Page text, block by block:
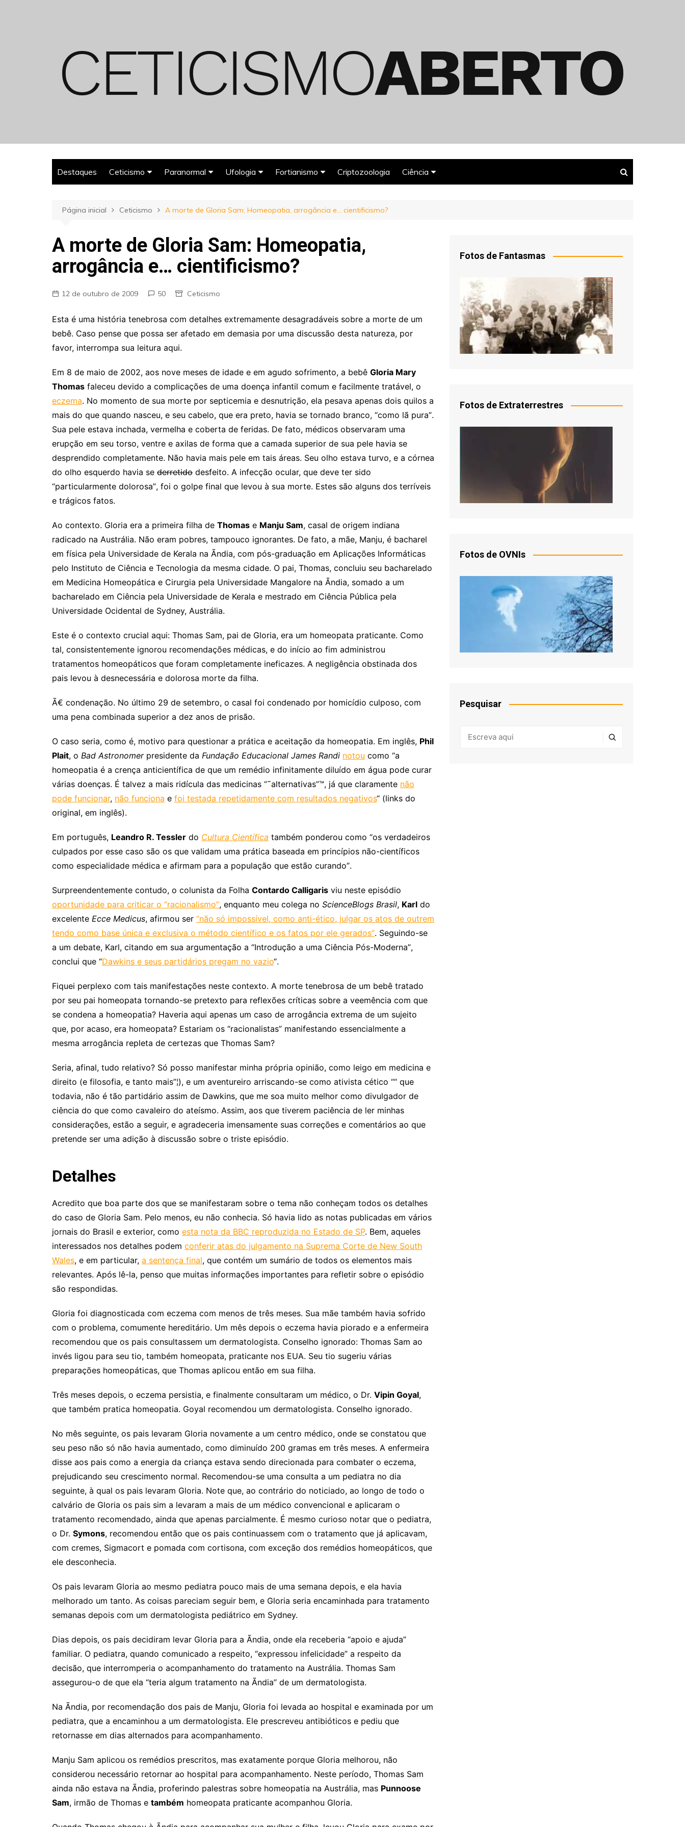
Destaques Ceticismo
Espiritualismo
Pareidolia
Religião
Paranormal Ufologia
Deuses Astronautas
Hipótese Psicossocial
Fortianismo Criptozoologia Ciência
Página inicial Ceticismo A morte de Gloria Sam: Homeopatia, arrogância e… cientificismo?
A morte de Gloria Sam: Homeopatia,
arrogância e… cientificismo?
12 de outubro de 2009 50 Ceticismo
Esta é uma história tenebrosa com detalhes extremamente desagradáveis sobre a morte de um
bebê. Caso pense que possa ser afetado em demasia por uma discussão desta natureza, por
favor, interrompa sua leitura aqui.
Em 8 de maio de 2002, aos nove meses de idade e em agudo sofrimento, a bebê Gloria Mary
Thomas faleceu devido a complicações de uma doença infantil comum e facilmente tratável, o
eczema. No momento de sua morte por septicemia e desnutrição, ela pesava apenas dois quilos a
mais do que quando nasceu, e seu cabelo, que era preto, havia se tornado branco, “como lã pura”.
Sua pele estava inchada, vermelha e coberta de feridas. De fato, médicos observaram uma
erupção em seu torso, ventre e axilas de forma que a camada superior de sua pele havia se
desprendido completamente. Não havia mais pele em tais áreas. Seu olho estava turvo, e a córnea
do olho esquerdo havia se derretido desfeito. A infecção ocular, que deve ter sido
“particularmente dolorosa”, foi o golpe final que levou à sua morte. Estes são alguns dos terríveis
e trágicos fatos.
Ao contexto. Gloria era a primeira filha de Thomas e Manju Sam, casal de origem indiana
radicado na Austrália. Não eram pobres, tampouco ignorantes. De fato, a mãe, Manju, é bacharel
em física pela Universidade de Kerala na Ãndia, com pós-graduação em Aplicações Informáticas
pelo Instituto de Ciência e Tecnologia da mesma cidade. O pai, Thomas, concluiu seu bacharelado
em Medicina Homeopática e Cirurgia pela Universidade Mangalore na Ãndia, somado a um
bacharelado em Ciência pela Universidade de Kerala e mestrado em Ciência Pública pela
Universidade Ocidental de Sydney, Austrália.
Este é o contexto crucial aqui: Thomas Sam, pai de Gloria, era um homeopata praticante. Como
tal, consistentemente ignorou recomendações médicas, e do início ao fim administrou
tratamentos homeopáticos que foram completamente ineficazes. A negligência obstinada dos
pais levou à desnecessária e dolorosa morte da filha.
Ã€ condenação. No último 29 de setembro, o casal foi condenado por homicídio culposo, com
uma pena combinada superior a dez anos de prisão.
O caso seria, como é, motivo para questionar a prática e aceitação da homeopatia. Em inglês, Phil
Plait, o Bad Astronomerpresidente da Fundação Educacional James Randi notou como “a
homeopatia é a crença anticientífica de que um remédio infinitamente diluído em água pode curar
várias doenças. É talvez a mais ridícula das medicinas “˜alternativas”™, já que claramente não
pode funcionar, não funciona e foi testada repetidamente com resultados negativos“ (links do
original, em inglês).
Em português, Leandro R. Tessler do Cultura Científica também ponderou como “os verdadeiros
culpados por esse caso são os que validam uma prática baseada em princípios não-científicos
como especialidade médica e afirmam para a população que estão curando”.
Surpreendentemente contudo, o colunista da Folha Contardo Calligaris viu neste episódio
oportunidade para criticar o “racionalismo”, enquanto meu colega no ScienceBlogs Brasil, Karl do
excelente Ecce Medicus, afirmou ser “não só impossível, como anti-ético, julgar os atos de outrem
tendo como base única e exclusiva o método científico e os fatos por ele gerados”. Seguindo-se
a um debate, Karl, citando em sua argumentação a “Introdução a uma Ciência Pós-Moderna”,
conclui que “Dawkins e seus partidários pregam no vazio“.
Fiquei perplexo com tais manifestações neste contexto. A morte tenebrosa de um bebê tratado
por seu pai homeopata tornando-se pretexto para reflexões críticas sobre a veemência com que
se condena a homeopatia? Haveria aqui apenas um caso de arrogância extrema de um sujeito
que, por acaso, era homeopata? Estariam os “racionalistas” manifestando essencialmente a
mesma arrogância repleta de certezas que Thomas Sam?
Seria, afinal, tudo relativo? Só posso manifestar minha própria opinião, como leigo em medicina e
direito (e filosofia, e tanto mais”¦), e um aventureiro arriscando-se como ativista cético ““ que
todavia, não é tão partidário assim de Dawkins, que me soa muito melhor como divulgador de
ciência do que como cavaleiro do ateísmo. Assim, aos que tiverem paciência de ler minhas
considerações, estão a seguir, e agradeceria imensamente suas correções e comentários ao que
pretende ser uma adição à discussão sobre o triste episódio.
Detalhes
Acredito que boa parte dos que se manifestaram sobre o tema não conheçam todos os detalhes
do caso de Gloria Sam. Pelo menos, eu não conhecia. Só havia lido as notas publicadas em vários
jornais do Brasil e exterior, como esta nota da BBC reproduzida no Estado de SP. Bem, aqueles
interessados nos detalhes podem conferir atas do julgamento na Suprema Corte de New South
Wales, e em particular, a sentença final, que contém um sumário de todos os elementos mais
relevantes. Após lê-la, penso que muitas informações importantes para refletir sobre o episódio
são respondidas.
Gloria foi diagnosticada com eczema com menos de três meses. Sua mãe também havia sofrido
com o problema, comumente hereditário. Um mês depois o eczema havia piorado e a enfermeira
recomendou que os pais consultassem um dermatologista. Conselho ignorado: Thomas Sam ao
invés ligou para seu tio, também homeopata, praticante nos EUA. Seu tio sugeriu várias
preparações homeopáticas, que Thomas aplicou então em sua filha.
Três meses depois, o eczema persistia, e finalmente consultaram um médico, o Dr. Vipin Goyal,
que também pratica homeopatia. Goyal recomendou um dermatologista. Conselho ignorado.
No mês seguinte, os pais levaram Gloria novamente a um centro médico, onde se constatou que
seu peso não só não havia aumentado, como diminuído 200 gramas em três meses. A enfermeira
disse aos pais como a energia da criança estava sendo direcionada para combater o eczema,
prejudicando seu crescimento normal. Recomendou-se uma consulta a um pediatra no dia
seguinte, à qual os pais levaram Gloria. Note que, ao contrário do noticiado, ao longo de todo o
calvário de Gloria os pais sim a levaram a mais de um médico convencional e aplicaram o
tratamento recomendado, ainda que apenas parcialmente. É mesmo curioso notar que o pediatra,
o Dr. Symons, recomendou então que os pais continuassem com o tratamento que já aplicavam,
com cremes, Sigmacort e pomada com cortisona, com exceção dos remédios homeopáticos, que
ele desconhecia.
Os pais levaram Gloria ao mesmo pediatra pouco mais de uma semana depois, e ela havia
melhorado um tanto. As coisas pareciam seguir bem, e Gloria seria encaminhada para tratamento
semanas depois com um dermatologista pediátrico em Sydney.
Dias depois, os pais decidiram levar Gloria para a Ãndia, onde ela receberia “apoio e ajuda”
familiar. O pediatra, quando comunicado a respeito, “expressou infelicidade” a respeito da
decisão, que interromperia o acompanhamento do tratamento na Austrália. Thomas Sam
assegurou-o de que ela “teria algum tratamento na Ãndia” de um dermatologista.
Na Ãndia, por recomendação dos pais de Manju, Gloria foi levada ao hospital e examinada por um
pediatra, que a encaminhou a um dermatologista. Ele prescreveu antibióticos e pediu que
retornasse em dias alternados para acompanhamento.
Manju Sam aplicou os remédios prescritos, mas exatamente porque Gloria melhorou, não
considerou necessário retornar ao hospital para acompanhamento. Neste período, Thomas Sam
ainda não estava na Ãndia, proferindo palestras sobre homeopatia na Austrália, mas Punnoose
Sam, irmão de Thomas e também homeopata praticante acompanhou Gloria.
Fotos de Fantasmas
Fotos de Extraterrestres
Fotos de OVNIs
Pesquisar